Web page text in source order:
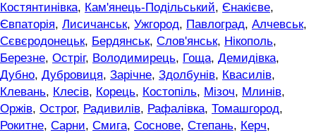
Костянтинівка, Кам'янець-Подільський, Єнакієве,
Євпаторія, Лисичанськ, Ужгород, Павлоград, Алчевськ,
Сєвєродонецьк, Бердянськ, Слов'янськ, Нікополь,
Березне, Остріг, Володимирець, Гоща, Демидівка,
Дубно, Дубровиця, Зарічне, Здолбунів, Квасилів,
Клевань, Клесів, Корець, Костопіль, Мізоч, Млинів,
Оржів, Острог, Радивилів, Рафалівка, Томашгород,
Рокитне, Сарни, Смига, Соснове, Степань, Керч,